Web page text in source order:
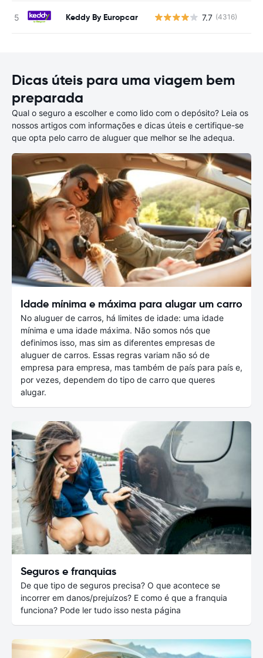
Keddy By Europcar 7.7 (4316)
Dicas úteis para uma viagem bem
preparada
Qual o seguro a escolher e como lido com o depósito? Leia os
nossos artigos com informações e dicas úteis e certifique-se
que opta pelo carro de aluguer que melhor se lhe adequa.
Idade mínima e máxima para alugar um carro
No aluguer de carros, há limites de idade: uma idade
mínima e uma idade máxima. Não somos nós que
definimos isso, mas sim as diferentes empresas de
aluguer de carros. Essas regras variam não só de
empresa para empresa, mas também de país para país e,
por vezes, dependem do tipo de carro que queres
alugar.
Seguros e franquias
De que tipo de seguros precisa? O que acontece se
incorrer em danos/prejuízos? E como é que a franquia
funciona? Pode ler tudo isso nesta página